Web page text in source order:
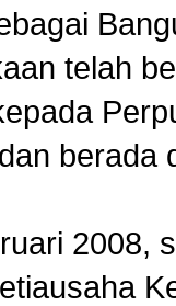
telah
berada
2008,